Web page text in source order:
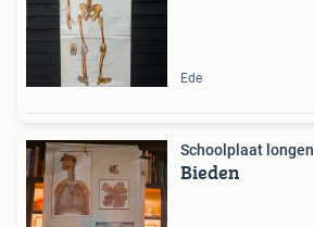
Ede
Schoolplaat longen
Bieden